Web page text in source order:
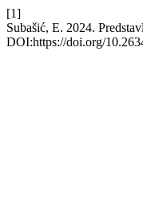
[1]
Subašić, E. 2024.
DOI:https://doi.org/